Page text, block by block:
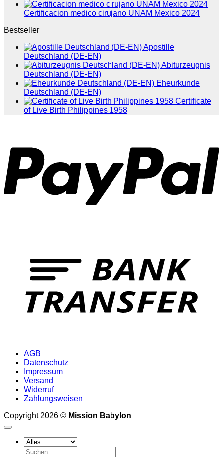
Certificacion medico cirujano UNAM Mexico 2024
Bestseller
Apostille
Deutschland (DE-EN)
Abiturzeugnis
Deutschland (DE-EN)
Eheurkunde
Deutschland (DE-EN)
Certificate
of Live Birth Philippines 1958
AGB
Datenschutz
Impressum
Versand
Widerruf
Zahlungsweisen
Copyright 2026 © Mission Babylon
Suchen